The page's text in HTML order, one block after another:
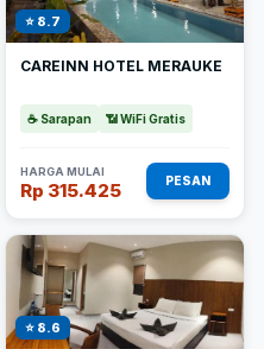
⭐ 8.7
CAREINN HOTEL MERAUKE
☕ Sarapan 📶 WiFi Gratis
HARGA MULAI
Rp 315.425 PESAN
⭐ 8.6